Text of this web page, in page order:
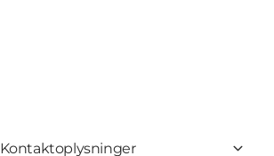
Kontaktoplysninger